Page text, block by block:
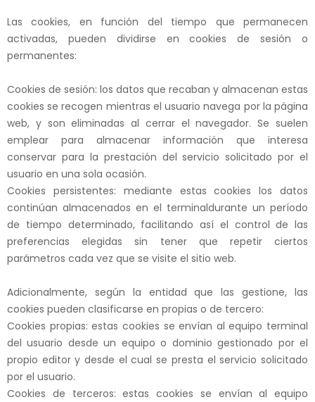
Las cookies, en función del tiempo que permanecen
activadas, pueden dividirse en cookies de sesión o
permanentes:
Cookies de sesión: los datos que recaban y almacenan estas
cookies se recogen mientras el usuario navega por la página
web, y son eliminadas al cerrar el navegador. Se suelen
emplear para almacenar información que interesa
conservar para la prestación del servicio solicitado por el
usuario en una sola ocasión.
Cookies persistentes: mediante estas cookieslos datos
continúan almacenados en el terminaldurante un período
de tiempo determinado, facilitando así el control de las
preferencias elegidas sin tener que repetir ciertos
parámetros cada vez que se visite el sitio web.
Adicionalmente, según la entidad que las gestione, las
cookies pueden clasificarse en propias o de tercero:
Cookies propias:estas cookies se envían al equipo terminal
del usuario desde un equipo o dominio gestionado por el
propio editor y desde el cual se presta el servicio solicitado
por el usuario.
Cookies de terceros: estas cookies se envían al equipo